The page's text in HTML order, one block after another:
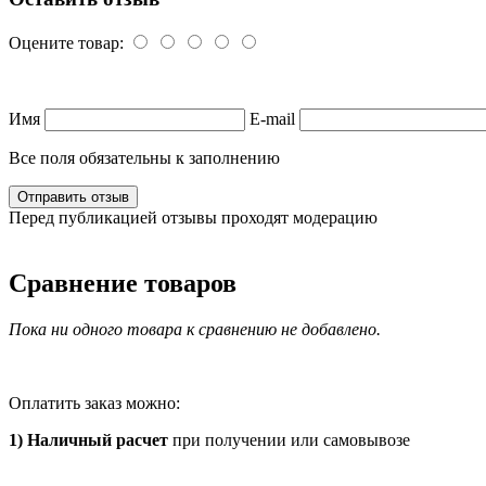
Оцените товар:
Имя E-mail
Все поля обязательны к заполнению
Перед публикацией отзывы проходят модерацию
Сравнение товаров
Пока ни одного товара к сравнению не добавлено.
Оплатить заказ можно:
1) Наличный расчет при получении или самовывозе